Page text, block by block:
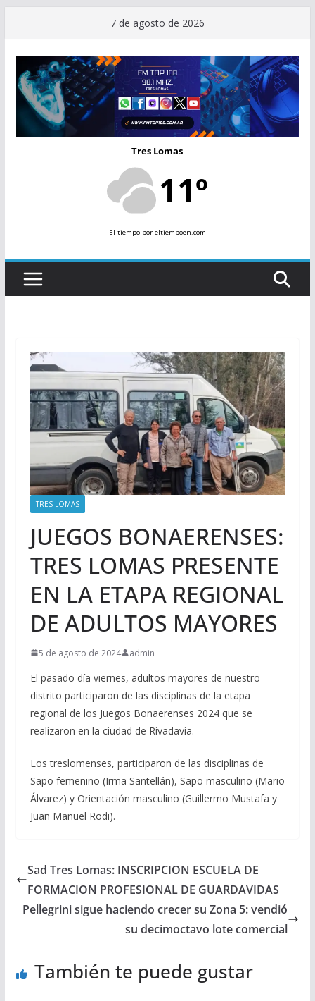
contenido
7 de agosto de 2026
Tres Lomas
11º
El tiempopor eltiempoen.com
TRES LOMAS
JUEGOS BONAERENSES:
TRES LOMAS PRESENTE
EN LA ETAPA REGIONAL
DE ADULTOS MAYORES
5 de agosto de 2024 admin
El pasado día viernes, adultos mayores de nuestro
distrito participaron de las disciplinas de la etapa
regional de los Juegos Bonaerenses 2024 que se
realizaron en la ciudad de Rivadavia.
Los treslomenses, participaron de las disciplinas de
Sapo femenino (Irma Santellán), Sapo masculino (Mario
Álvarez) y Orientación masculino (Guillermo Mustafa y
Juan Manuel Rodi).
Sad Tres Lomas: INSCRIPCION ESCUELA DE
FORMACION PROFESIONAL DE GUARDAVIDAS
Pellegrini sigue haciendo crecer su Zona 5: vendió
su decimoctavo lote comercial
También te puede gustar